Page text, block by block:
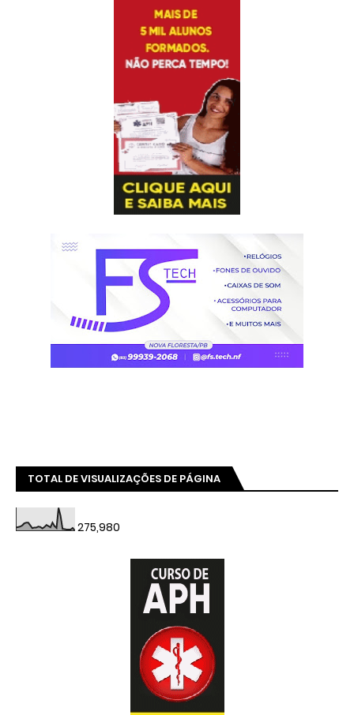
TOTAL DE VISUALIZAÇÕES DE PÁGINA
275,980